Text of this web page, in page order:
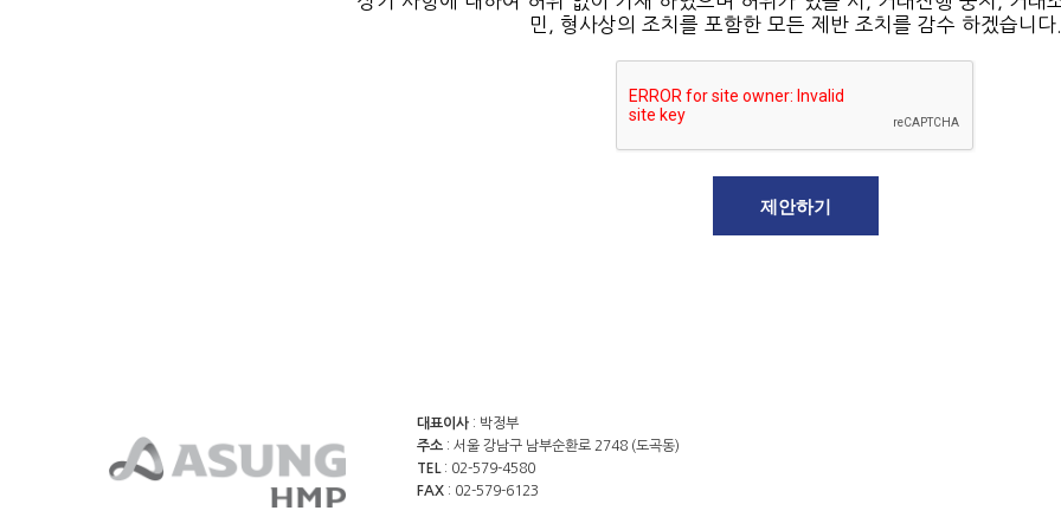
민, 형사상의 조치를 포함한 모든 제반 조치를 감수 하겠습니다.
제안하기
대표이사 : 박정부
주소 : 서울 강남구 남부순환로 2748 (도곡동)
TEL : 02-579-4580
FAX : 02-579-6123